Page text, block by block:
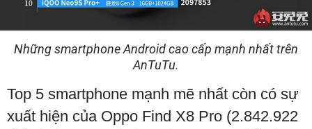
Những smartphone Android cao cấp mạnh nhất trên
AnTuTu.
Top 5 smartphone mạnh mẽ nhất còn có sự
xuất hiện của Oppo Find X8 Pro (2.842.922